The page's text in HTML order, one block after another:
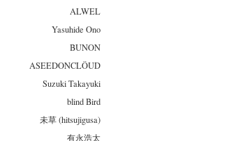
ALWEL
Yasuhide Ono
BUNON
ASEEDONCLÖUD
Suzuki Takayuki
blind Bird
未草 (hitsujigusa)
有永浩太